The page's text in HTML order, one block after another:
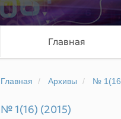
Главная
Главная Архивы №
№ 1(16) (2015)